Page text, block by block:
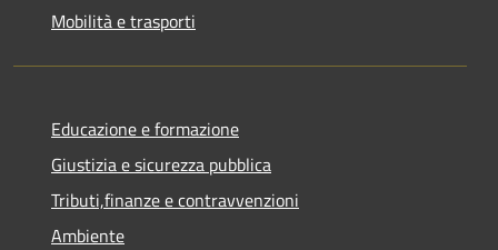
Mobilità e trasporti
Educazione e formazione
Giustizia e sicurezza pubblica
Tributi,finanze e contravvenzioni
Ambiente